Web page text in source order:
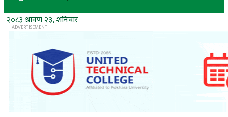
२०८३ श्रावण २३, शनिबार
- ADVERTISEMENT -